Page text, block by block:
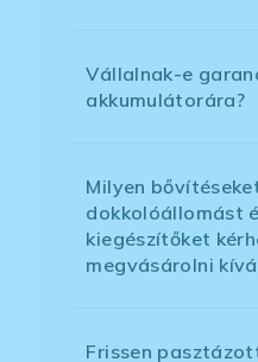
Vállalnak-e
akkumulátorára?
Milyen
dokkolóállomást
kiegészítőket
megvásárolni
Frissen